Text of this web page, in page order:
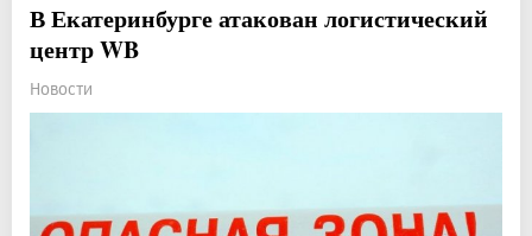
В Екатеринбурге атакован логистический
центр WB
Новости